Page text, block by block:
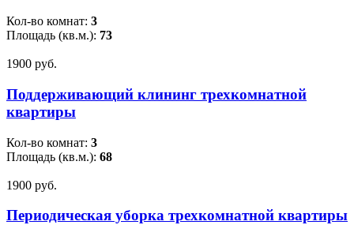
Кол-во комнат: 3
Площадь (кв.м.): 73
1900 pуб.
Поддерживающий клининг трехкомнатной
квартиры
Кол-во комнат: 3
Площадь (кв.м.): 68
1900 pуб.
Периодическая уборка трехкомнатной квартиры